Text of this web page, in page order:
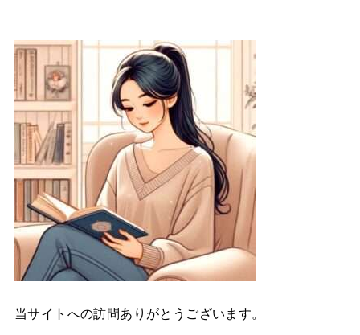
当サイトへの訪問ありがとうございます。